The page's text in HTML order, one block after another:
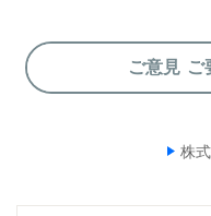
ご意見 ご
株